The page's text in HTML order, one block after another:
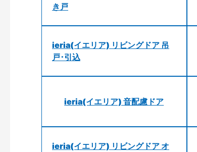
き戸
ieria(イエリア) リビングドア 吊
戸･引込
ieria(イエリア) 音配慮ドア
ieria(イエリア) リビングドア オ